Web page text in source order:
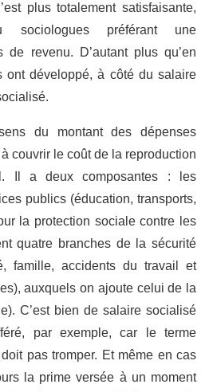
plus totalement satisfaisante,
sociologues préférant une
de revenu. D’autant plus qu’en
ont développé, à côté du salaire
du montant des dépenses
couvrir le coût de la reproduction
Il a deux composantes : les
publics (éducation, transports,
la protection sociale contre les
quatre branches de la sécurité
famille, accidents du travail et
auxquels on ajoute celui de la
C’est bien de salaire socialisé
par exemple, car le terme
pas tromper. Et même en cas
la prime versée à un moment